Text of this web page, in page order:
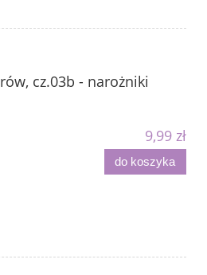
cz.03b - narożniki
9,99 zł
do koszyka